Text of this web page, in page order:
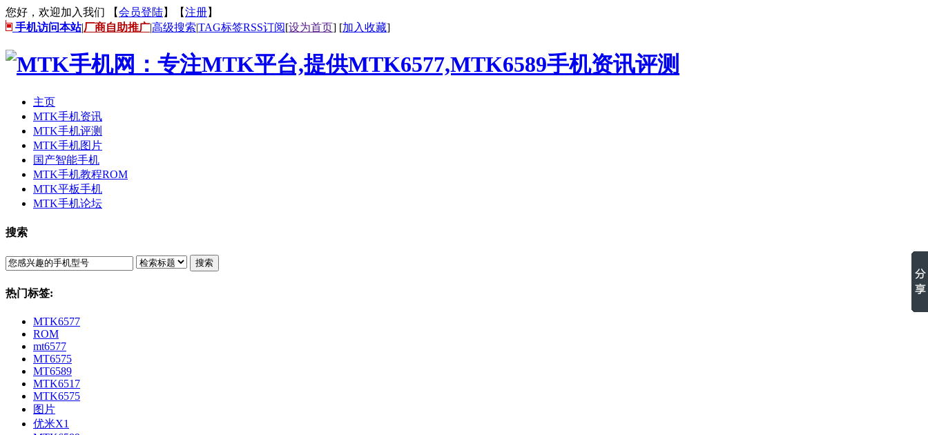
您好，欢迎加入我们 【会员登陆】【注册】
手机访问本站|厂商自助推广|高级搜索|TAG标签RSS订阅[设为首页] [加入收藏]
主页
MTK手机资讯
MTK手机评测
MTK手机图片
国产智能手机
MTK手机教程ROM
MTK平板手机
MTK手机论坛
搜索
搜索
热门标签:
MTK6577
ROM
mt6577
MT6575
MT6589
MTK6517
MTK6575
图片
优米X1